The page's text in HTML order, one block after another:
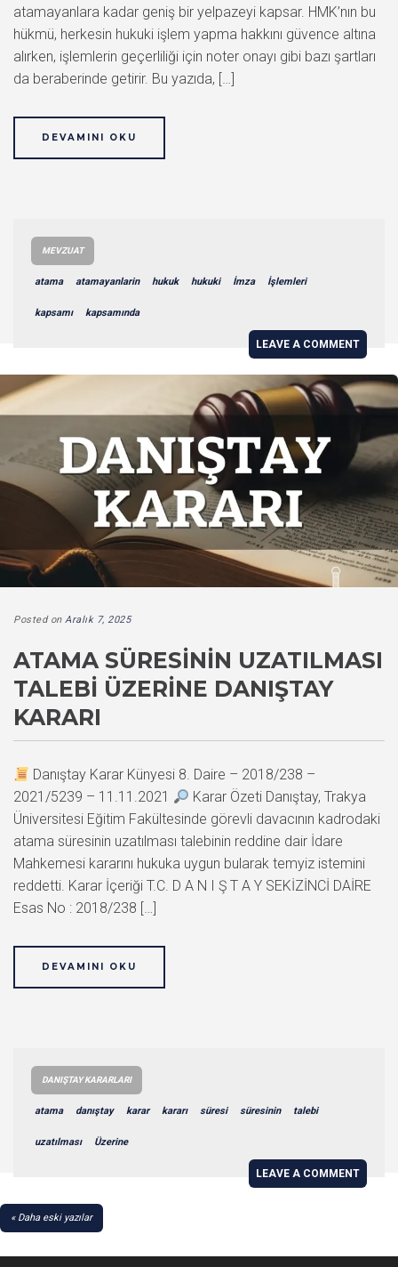
atamayanlara kadar geniş bir yelpazeyi kapsar. HMK’nın bu
hükmü, herkesin hukuki işlem yapma hakkını güvence altına
alırken, işlemlerin geçerliliği için noter onayı gibi bazı şartları
da beraberinde getirir. Bu yazıda, […]
DEVAMINI OKU
MEVZUAT
atama atamayanlarin hukuk hukuki İmza İşlemleri
kapsamı kapsamında
LEAVE A COMMENT
Posted on Aralık 7, 2025
ATAMA SÜRESININ UZATILMASI
TALEBI ÜZERINE DANIŞTAY
KARARI
Danıştay Karar Künyesi 8. Daire – 2018/238 –
2021/5239 – 11.11.2021
Karar Özeti Danıştay, Trakya
Üniversitesi Eğitim Fakültesinde görevli davacının kadrodaki
atama süresinin uzatılması talebinin reddine dair İdare
Mahkemesi kararını hukuka uygun bularak temyiz istemini
reddetti. Karar İçeriği T.C. D A N I Ş T A Y SEKİZİNCİ DAİRE
Esas No : 2018/238 […]
DEVAMINI OKU
DANIŞTAY KARARLARI
atama danıştay karar kararı süresi süresinin talebi
uzatılması Üzerine
LEAVE A COMMENT
YAZI
Daha eski yazılar